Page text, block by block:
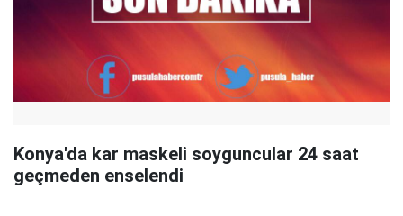
Konya'da kar maskeli soyguncular 24 saat
geçmeden enselendi